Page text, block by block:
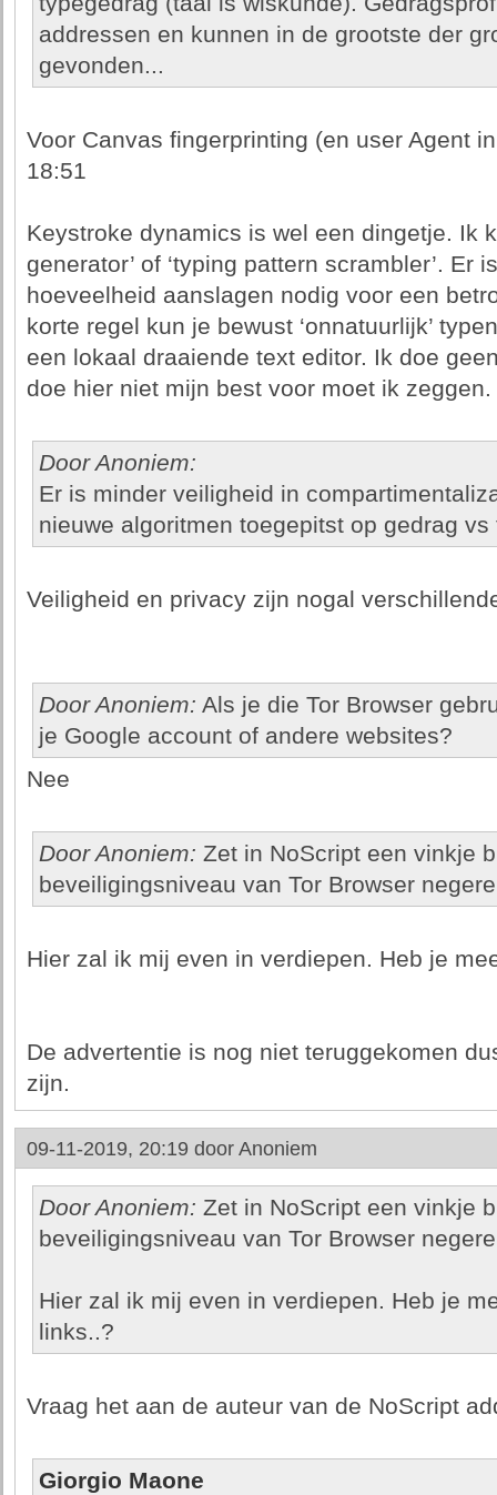
addressen en kunnen in de grootste der
gevonden...
Voor Canvas fingerprinting (en user Agent
18:51
Keystroke dynamics is wel een dingetje. Ik
generator’ of ‘typing pattern scrambler’. Er
hoeveelheid aanslagen nodig voor een
korte regel kun je bewust ‘onnatuurlijk’
een lokaal draaiende text editor. Ik doe
doe hier niet mijn best voor moet ik zeggen.
Door Anoniem:
Er is minder veiligheid in
nieuwe algoritmen toegepitst op gedrag vs
Veiligheid en privacy zijn nogal
Door Anoniem: Als je die Tor Browser
je Google account of andere websites?
Nee
Door Anoniem: Zet in NoScript een vinkje
beveiligingsniveau van Tor Browser
Hier zal ik mij even in verdiepen. Heb je
De advertentie is nog niet teruggekomen
zijn.
09-11-2019, 20:19 door Anoniem
Door Anoniem: Zet in NoScript een vinkje
beveiligingsniveau van Tor Browser
Hier zal ik mij even in verdiepen. Heb je
links..?
Vraag het aan de auteur van de NoScript
Giorgio Maone